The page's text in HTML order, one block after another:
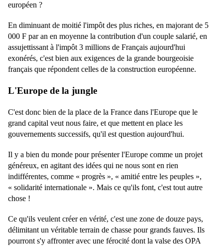
européen ?
En diminuant de moitié l'impôt des plus riches, en majorant de 5
000 F par an en moyenne la contribution d'un couple salarié, en
assujettissant à l'impôt 3 millions de Français aujourd'hui
exonérés, c'est bien aux exigences de la grande bourgeoisie
français que répondent celles de la construction européenne.
L'Europe de la jungle
C'est donc bien de la place de la France dans l'Europe que le
grand capital veut nous faire, et que mettent en place les
gouvernements successifs, qu'il est question aujourd'hui.
Il y a bien du monde pour présenter l'Europe comme un projet
généreux, en agitant des idées qui ne nous sont en rien
indifférentes, comme « progrès », « amitié entre les peuples »,
« solidarité internationale ». Mais ce qu'ils font, c'est tout autre
chose !
Ce qu'ils veulent créer en vérité, c'est une zone de douze pays,
délimitant un véritable terrain de chasse pour grands fauves. Ils
pourront s'y affronter avec une férocité dont la valse des OPA